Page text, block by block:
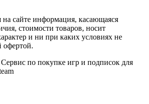
на сайте информация, касающаяся
стоимости товаров, носит
и ни при каких условиях не
офертой.
по покупке игр и подписок для